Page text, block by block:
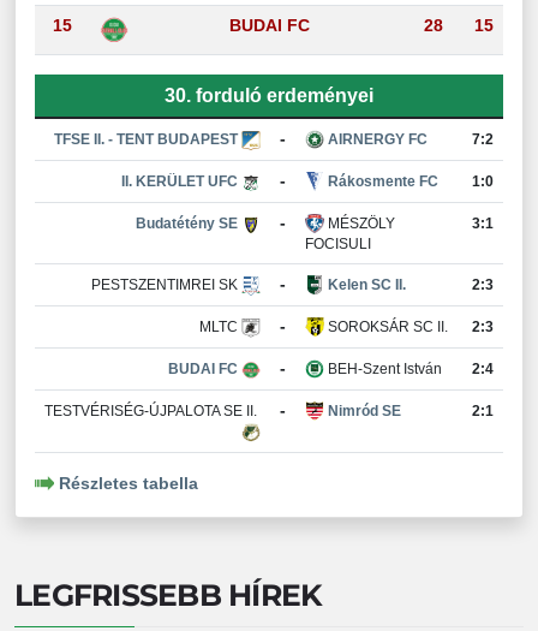
15 BUDAI FC 28 15
30. forduló erdeményei
TFSE II. - TENT BUDAPEST - AIRNERGY FC 7:2
II. KERÜLET UFC - Rákosmente FC 1:0
Budatétény SE -
MÉSZÖLY
FOCISULI
3:1
PESTSZENTIMREI SK - Kelen SC II. 2:3
MLTC - SOROKSÁR SC II. 2:3
BUDAI FC - BEH-Szent István 2:4
TESTVÉRISÉG-ÚJPALOTA SE II. - Nimród SE 2:1
Részletes tabella
LEGFRISSEBB HÍREK